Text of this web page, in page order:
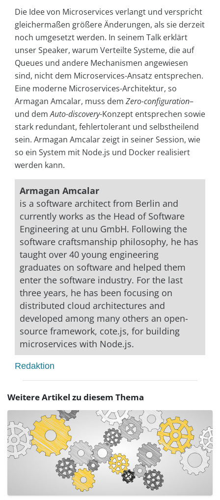
Die Idee von Microservices verlangt und verspricht
gleichermaßen größere Änderungen, als sie derzeit
noch umgesetzt werden. In seinem Talk erklärt
unser Speaker, warum Verteilte Systeme, die auf
Queues und andere Mechanismen angewiesen
sind, nicht dem Microservices-Ansatz entsprechen.
Eine moderne Microservices-Architektur, so
Armagan Amcalar, muss dem Zero-configuration–
und demAuto-discovery-Konzept entsprechen sowie
stark redundant, fehlertolerant und selbstheilend
sein. Armagan Amcalar zeigt in seiner Session, wie
so ein System mit Node.js und Docker realisiert
werden kann.
Armagan Amcalar
is a software architect from Berlin and
currently works as the Head of Software
Engineering at unu GmbH. Following the
software craftsmanship philosophy, he has
taught over 40 young engineering
graduates on software and helped them
enter the software industry. For the last
three years, he has been focusing on
distributed cloud architectures and
developed among many others an open-
source framework, cote.js, for building
microservices with Node.js.
Redaktion
Weitere Artikel zu diesem Thema